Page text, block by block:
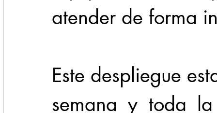
atender de forma
Este despliegue
semana y toda